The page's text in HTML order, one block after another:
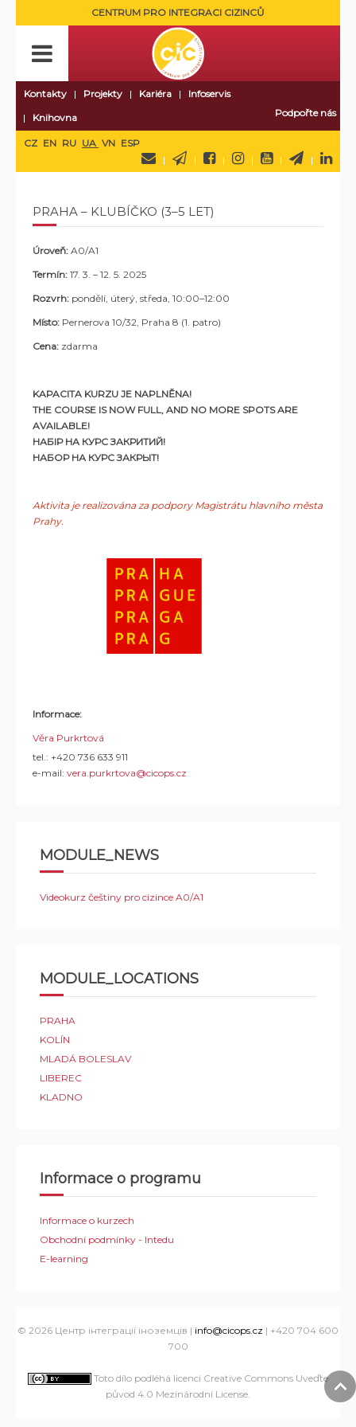
CENTRUM PRO INTEGRACI CIZINCŮ
Kontakty Projekty Kariéra
Infoservis
Knihovna
Podpořte nás
CZ EN RU UA VN ESP
PRAHA – KLUBÍČKO (3–5 LET)
Úroveň: A0/A1
Termín: 17. 3. – 12. 5. 2025
Rozvrh: pondělí, úterý, středa, 10:00–12:00
Místo: Pernerova 10/32, Praha 8 (1. patro)
Cena: zdarma
KAPACITA KURZU JE NAPLNĚNA!
THE COURSE IS NOW FULL, AND NO MORE SPOTS ARE
AVAILABLE!
НАБІР НА КУРС ЗАКРИТИЙ!
НАБОР НА КУРС ЗАКРЫТ!
Aktivita je realizována za podpory Magistrátu hlavního města
Prahy.
Informace:
Věra Purkrtová
tel.: +420 736 633 911
e-mail: vera.purkrtova@cicops.cz
MODULE_NEWS
Videokurz češtiny pro cizince A0/A1
MODULE_LOCATIONS
PRAHA
KOLÍN
MLADÁ BOLESLAV
LIBEREC
KLADNO
Informace o programu
Informace o kurzech
Obchodní podmínky - Intedu
E-learning
© 2026 Центр інтеграції іноземців | info@cicops.cz | +420 704 600
700
Toto dílo podléhá licenci Creative Commons Uveďte
původ 4.0 Mezinárodní License.